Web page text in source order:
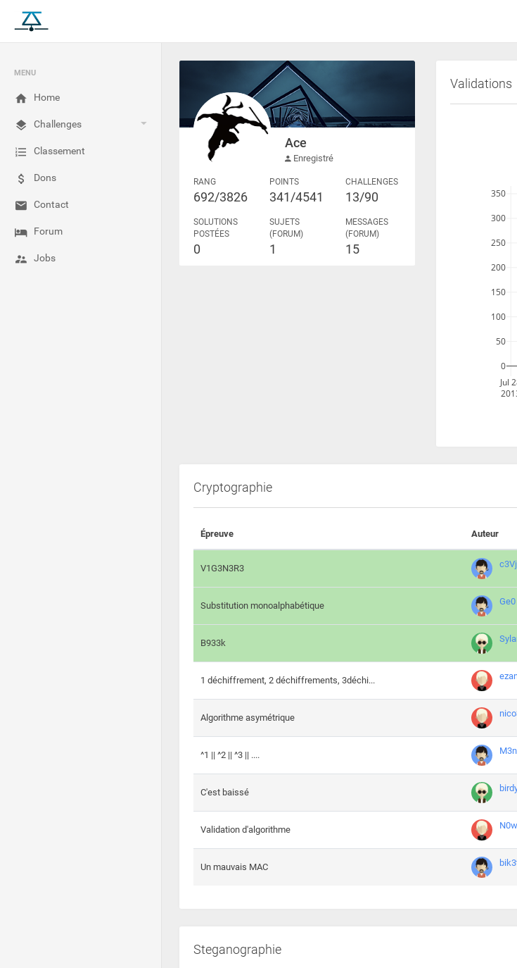
MENU
Home
Challenges
Classement
Dons
Contact
Forum
Jobs
Ace
Enregistré
RANG
692/3826
POINTS
341/4541
CHALLENGES
13/90
SOLUTIONS
POSTÉES
0
SUJETS
(FORUM)
1
MESSAGES
(FORUM)
15
Validations
Jul
0
50
100
150
200
250
300
350
Cryptographie
Épreuve Auteur
V1G3N3R3
Substitution monoalphabétique Ge0
B933k
1 déchiffrement, 2 déchiffrements, 3déchi...
Algorithme asymétrique
^1 || ^2 || ^3 || ....
C'est baissé
Validation d'algorithme
Un mauvais MAC
Steganographie